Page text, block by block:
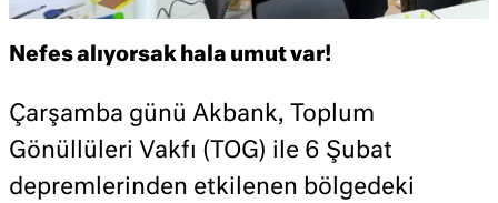
Nefes alıyorsak hala umut var!
Çarşamba günü Akbank, Toplum
Gönüllüleri Vakfı (TOG) ile 6 Şubat
depremlerinden etkilenen bölgedeki